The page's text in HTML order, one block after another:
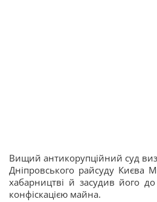
Вищий антикорупційний суд
Дніпровського райсуду Києва
хабарництві й засудив його
конфіскацією майна.